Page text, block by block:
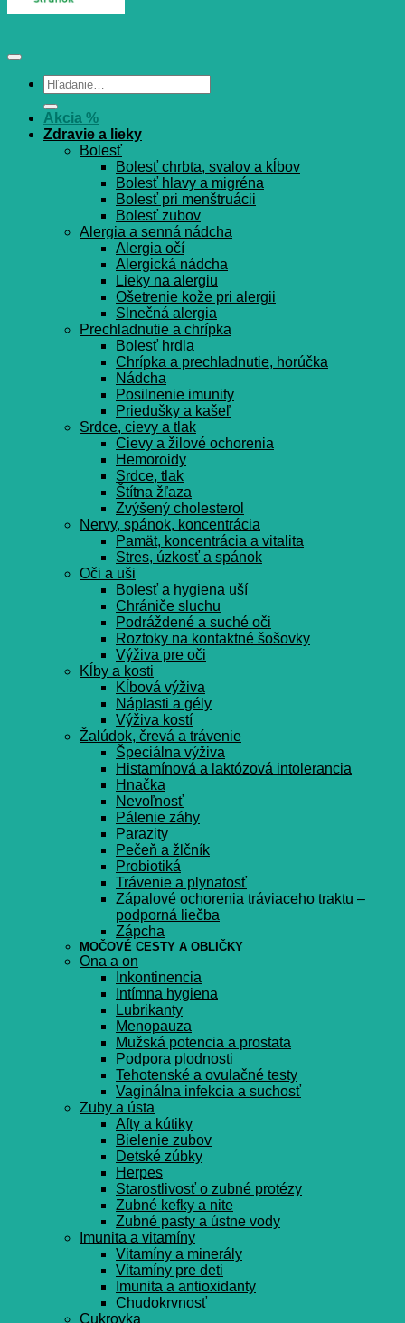
Hľadať:
Akcia %
Zdravie a lieky
Bolesť
Bolesť chrbta, svalov a kĺbov
Bolesť hlavy a migréna
Bolesť pri menštruácii
Bolesť zubov
Alergia a senná nádcha
Alergia očí
Alergická nádcha
Lieky na alergiu
Ošetrenie kože pri alergii
Slnečná alergia
Prechladnutie a chrípka
Bolesť hrdla
Chrípka a prechladnutie, horúčka
Nádcha
Posilnenie imunity
Priedušky a kašeľ
Srdce, cievy a tlak
Cievy a žilové ochorenia
Hemoroidy
Srdce, tlak
Štítna žľaza
Zvýšený cholesterol
Nervy, spánok, koncentrácia
Pamät, koncentrácia a vitalita
Stres, úzkosť a spánok
Oči a uši
Bolesť a hygiena uší
Chrániče sluchu
Podráždené a suché oči
Roztoky na kontaktné šošovky
Výživa pre oči
Kĺby a kosti
Kĺbová výživa
Náplasti a gély
Výživa kostí
Žalúdok, črevá a trávenie
Špeciálna výživa
Histamínová a laktózová intolerancia
Hnačka
Nevoľnosť
Pálenie záhy
Parazity
Pečeň a žlčník
Probiotiká
Trávenie a plynatosť
Zápalové ochorenia tráviaceho traktu –
podporná liečba
Zápcha
MOČOVÉ CESTY A OBLIČKY
Ona a on
Inkontinencia
Intímna hygiena
Lubrikanty
Menopauza
Mužská potencia a prostata
Podpora plodnosti
Tehotenské a ovulačné testy
Vaginálna infekcia a suchosť
Zuby a ústa
Afty a kútiky
Bielenie zubov
Detské zúbky
Herpes
Starostlivosť o zubné protézy
Zubné kefky a nite
Zubné pasty a ústne vody
Imunita a vitamíny
Vitamíny a minerály
Vitamíny pre deti
Imunita a antioxidanty
Chudokrvnosť
Cukrovka